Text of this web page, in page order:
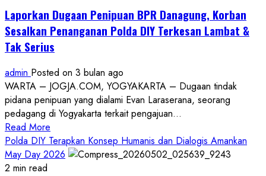
Perdana,
GMS
Bantul
Kegiatan
Sambil
Urus
Kelengkapan
Izin
Laporkan Dugaan Penipuan BPR Danagung, Korban
Sesalkan Penanganan Polda DIY Terkesan Lambat &
Tak Serius
admin Posted on 3 bulan ago
WARTA – JOGJA.COM, YOGYAKARTA – Dugaan tindak
pidana penipuan yang dialami Evan Laraserana, seorang
pedagang di Yogyakarta terkait pengajuan...
Read More
more
about
Polda DIY Terapkan Konsep Humanis dan Dialogis Amankan
May Day 2026
2 min read